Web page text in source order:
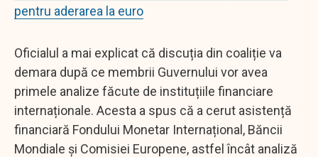
pentru aderarea la euro
Oficialul a mai explicat că discuția din coaliție va
demara după ce membrii Guvernului vor avea
primele analize făcute de instituțiile financiare
internaționale. Acesta a spus că a cerut asistență
financiară Fondului Monetar Internațional, Băncii
Mondiale și Comisiei Europene, astfel încât analiză